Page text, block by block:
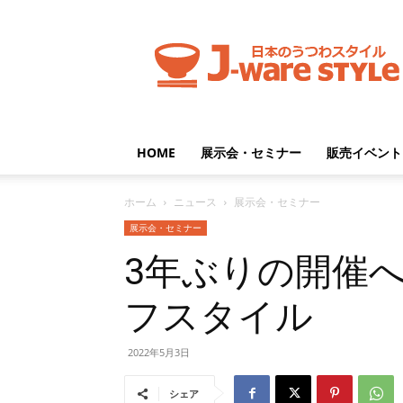
ware
Style
HOME 展示会・セミナー 販売イベント
ホーム ニュース 展示会・セミナー
展示会・セミナー
3年ぶりの開催
フスタイル
2022年5月3日
シェア